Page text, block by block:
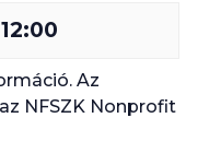
12:00
Az
NFSZK Nonprofit